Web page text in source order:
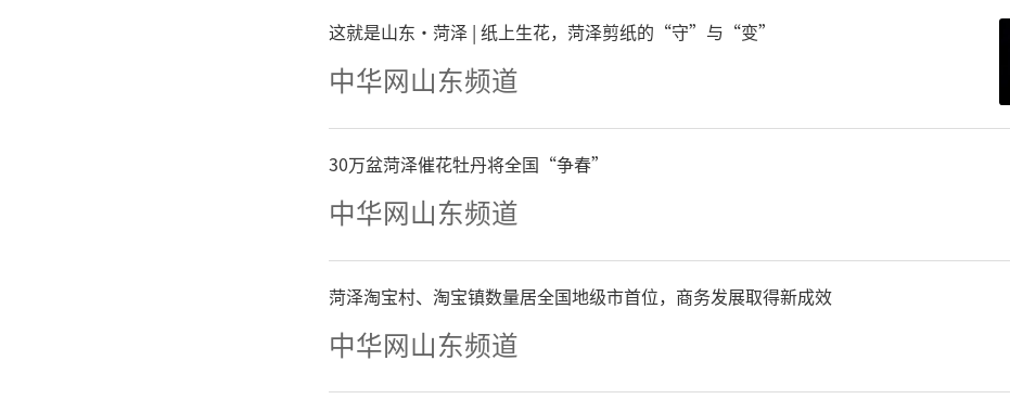
这就是山东·菏泽 | 纸上生花，菏泽剪纸的“守”与“变”
中华网山东频道
30万盆菏泽催花牡丹将全国“争春”
中华网山东频道
菏泽淘宝村、淘宝镇数量居全国地级市首位，商务发展取得新成效
中华网山东频道